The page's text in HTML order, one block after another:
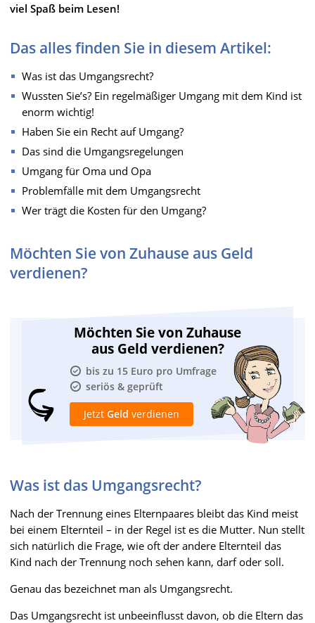
viel Spaß beim Lesen!
Das alles finden Sie in diesem Artikel:
Was ist das Umgangsrecht?
Wussten Sie’s? Ein regelmäßiger Umgang mit dem Kind ist
enorm wichtig!
Haben Sie ein Recht auf Umgang?
Das sind die Umgangsregelungen
Umgang für Oma und Opa
Problemfälle mit dem Umgangsrecht
Wer trägt die Kosten für den Umgang?
Möchten Sie von Zuhause aus Geld
verdienen?
Möchten Sie von Zuhause
aus Geld verdienen?
bis zu 15 Euro pro Umfrage
seriös & geprüft
Jetzt Geld verdienen
Was ist das Umgangsrecht?
Nach der Trennung eines Elternpaares bleibt das Kind meist
bei einem Elternteil – in der Regel ist es die Mutter. Nun stellt
sich natürlich die Frage, wie oft der andere Elternteil das
Kind nach der Trennung noch sehen kann, darf oder soll.
Genau das bezeichnet man als Umgangsrecht.
Das Umgangsrecht ist unbeeinflusst davon, ob die Eltern das